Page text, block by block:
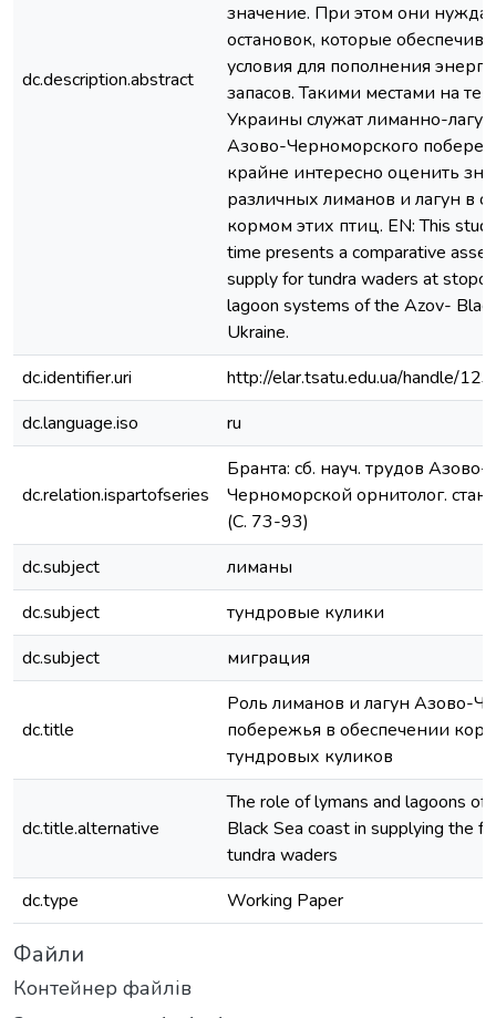
dc.description.abstract
значение. При этом они
остановок, которые
условия для пополнения
запасов. Такими местами на
Украины служат лиманно-
Азово-Черноморского
крайне интересно оценить
различных лиманов и лагун в
кормом этих птиц. EN: This
time presents a comparative
supply for tundra waders at
lagoon systems of the Azov-
Ukraine.
dc.identifier.uri
http://elar.tsatu.edu.ua/handle/
dc.language.iso
ru
dc.relation.ispartofseries
Бранта: сб. науч. трудов Азово-
Черноморской орнитолог.
(С. 73-93)
dc.subject
лиманы
dc.subject
тундровые кулики
dc.subject
миграция
dc.title
Роль лиманов и лагун Азово-
побережья в обеспечении
тундровых куликов
dc.title.alternative
The role of lymans and lagoons of
Black Sea coast in supplying the
tundra waders
dc.type
Working Paper
Файли
Контейнер файлів